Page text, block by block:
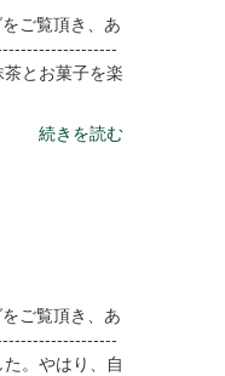
ご覧頂き、あ
とお菓子を楽
続きを読む
ご覧頂き、あ
。やはり、自